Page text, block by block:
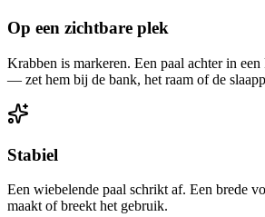
Op een zichtbare plek
Krabben is markeren. Een paal achter in
— zet hem bij de bank, het raam of de
Stabiel
Een wiebelende paal schrikt af. Een brede
maakt of breekt het gebruik.